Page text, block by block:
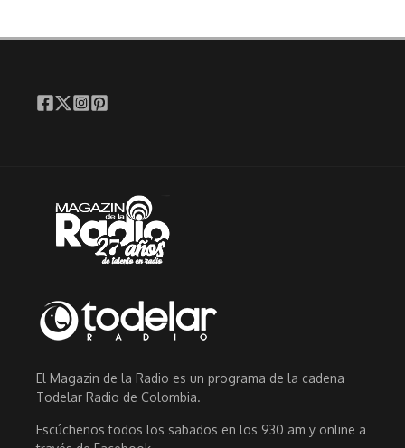
El Magazin de la Radio es un programa de la cadena
Todelar Radio de Colombia.
Escúchenos todos los sabados en los 930 am y online a